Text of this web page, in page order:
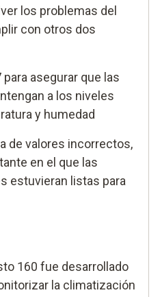
los problemas del
con otros dos
asegurar que las
a los niveles
y humedad
de valores incorrectos,
en el que las
estuvieran listas para
160 fue desarrollado
la climatización